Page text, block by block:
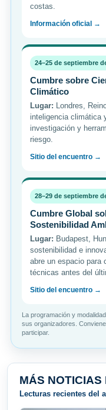
costas.
Información oficial →
24–25 de septiembre
Cumbre sobre
Climático
Lugar: Londres,
inteligencia climática
investigación y
riesgo.
Sitio del encuentro →
28–29 de septiembre
Cumbre Global
Sostenibilidad
Lugar: Budapest,
sostenibilidad e
abre un espacio para
técnicas antes del
Sitio del encuentro →
La programación y
sus organizadores.
participar.
MÁS NOTICIAS
Lecturas recientes del